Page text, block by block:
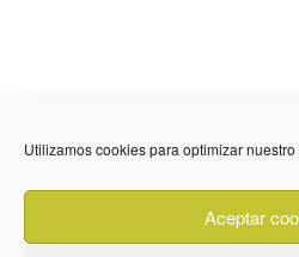
Utilizamos cookies para optimizar
Aceptar
636 01 61 85
info @
Privacidad Aviso